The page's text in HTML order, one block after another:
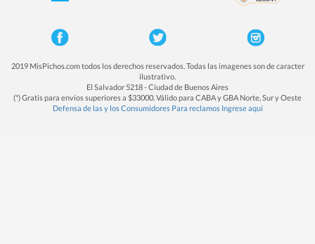
2019 MisPichos.com todos los derechos reservados. Todas las imagenes son de caracter
ilustrativo.
El Salvador 5218 - Ciudad de Buenos Aires
(*) Gratis para envíos superiores a $33000. Válido para CABA y GBA Norte, Sur y Oeste
Defensa de las y los Consumidores Para reclamos Ingrese aquí